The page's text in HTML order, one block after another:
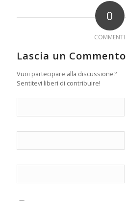
0
COMMENTI
Lascia un Commento
Vuoi partecipare alla discussione?
Sentitevi liberi di contribuire!